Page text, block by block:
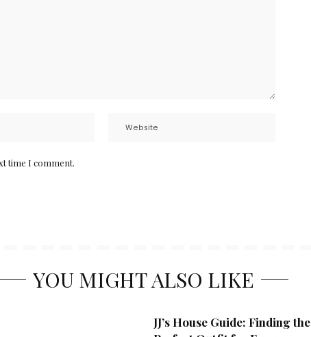
time I comment.
YOU MIGHT ALSO LIKE
JJ’s House Guide: Finding the